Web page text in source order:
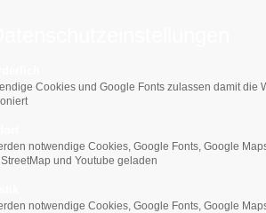
Home E-Gitarrenschule
Cookies und Google Fonts zulassen damit die
notwendige Cookies, Google Fonts, Google
und Youtube geladen
notwendige Cookies, Google Fonts, Google